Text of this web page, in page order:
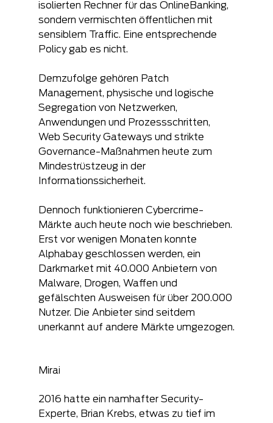
isolierten Rechner für das OnlineBanking,
sondern vermischten öffentlichen mit
sensiblem Traffic. Eine entsprechende
Policy gab es nicht.
Demzufolge gehören Patch
Management, physische und logische
Segregation von Netzwerken,
Anwendungen und Prozessschritten,
Web Security Gateways und strikte
Governance-Maßnahmen heute zum
Mindestrüstzeug in der
Informationssicherheit.
Dennoch funktionieren Cybercrime-
Märkte auch heute noch wie beschrieben.
Erst vor wenigen Monaten konnte
Alphabay geschlossen werden, ein
Darkmarket mit 40.000 Anbietern von
Malware, Drogen, Waffen und
gefälschten Ausweisen für über 200.000
Nutzer. Die Anbieter sind seitdem
unerkannt auf andere Märkte umgezogen.
Mirai
2016 hatte ein namhafter Security-
Experte, Brian Krebs, etwas zu tief im